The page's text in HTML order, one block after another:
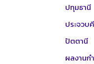
ปทุมธานี
ประจวบ
ปัตตานี
ผลงานก